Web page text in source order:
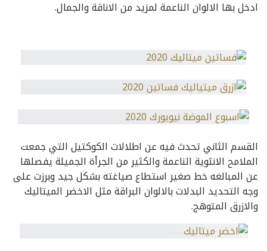
ادخل بها الالوان الناعمة لمزيد من الاناقة والجمال.
القسم الثاني تحدث فيه عن اطلالات الكوكتيل التي جمعت
الملامح الانثوية الناعمة والكثير من الجرأة الجميلة يفصلها
عن المبالغه خط صغير استطاع صياغته بشكل جيد وبرزت على
وجه التحديد البدلات بالالوان البراقة مثل الاخضر الميتاليك
والازرق المتوهج.